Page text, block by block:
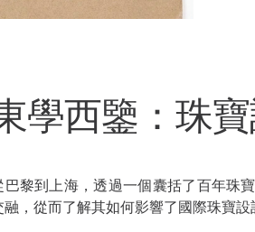
學西鑒：珠
巴黎到上海，透過一個囊括了百年珠
融，從而了解其如何影響了國際珠寶